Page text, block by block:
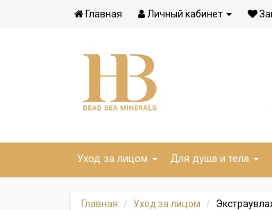
Главная Личный кабинет
Уход за лицом Для душа и тела
Главная Уход за лицом